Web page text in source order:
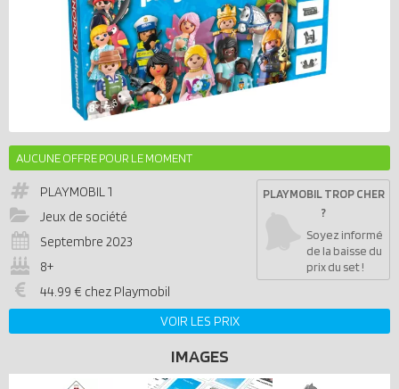
AUCUNE OFFRE POUR LE MOMENT
PLAYMOBIL1
Jeux de société
Septembre 2023
8+
44.99 € chez Playmobil
PLAYMOBIL TROP CHER
?
Soyez informé
de la baisse du
prix du set !
VOIR LES PRIX
IMAGES